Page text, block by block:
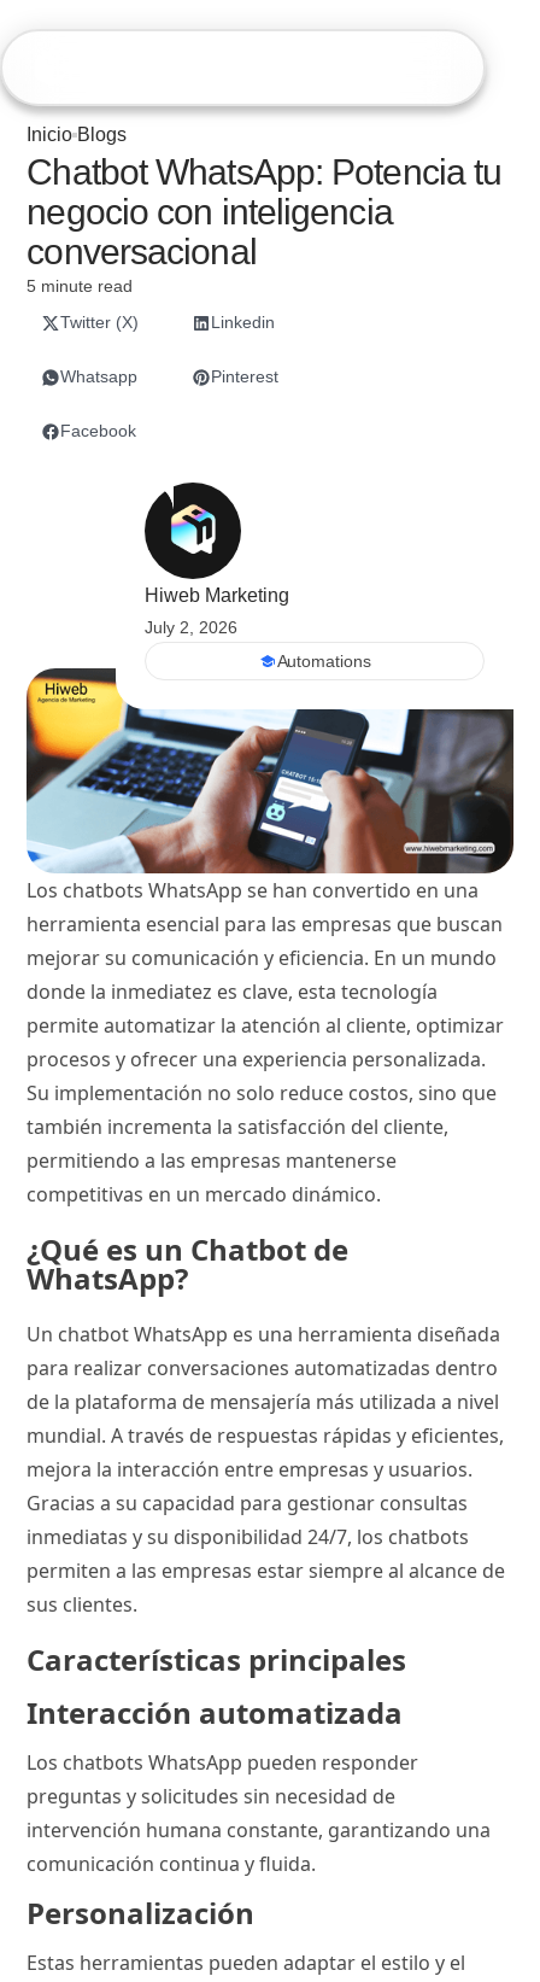
Inicio Blogs
Chatbot WhatsApp: Potencia tu
negocio con inteligencia
conversacional
5 minute read
Twitter (X)
Linkedin
Whatsapp Pinterest
Facebook
Hiweb Marketing
July 2, 2026
Automations
Los chatbots WhatsApp se han convertido en una
herramienta esencial para las empresas que buscan
mejorar su comunicación y eficiencia. En un mundo
donde la inmediatez es clave, esta tecnología
permite automatizar la atención al cliente, optimizar
procesos y ofrecer una experiencia personalizada.
Su implementación no solo reduce costos, sino que
también incrementa la satisfacción del cliente,
permitiendo a las empresas mantenerse
competitivas en un mercado dinámico.
¿Qué es un Chatbot de
WhatsApp?
Un chatbot WhatsApp es una herramienta diseñada
para realizar conversaciones automatizadas dentro
de la plataforma de mensajería más utilizada a nivel
mundial. A través de respuestas rápidas y eficientes,
mejora la interacción entre empresas y usuarios.
Gracias a su capacidad para gestionar consultas
inmediatas y su disponibilidad 24/7, los chatbots
permiten a las empresas estar siempre al alcance de
sus clientes.
Características principales
Interacción automatizada
Los chatbots WhatsApp pueden responder
preguntas y solicitudes sin necesidad de
intervención humana constante, garantizando una
comunicación continua y fluida.
Personalización
Estas herramientas pueden adaptar el estilo y el